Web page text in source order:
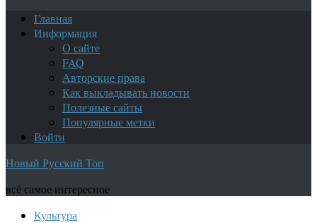
Главная
Информация
О сайте
FAQ
Авторские права
Как выкладывать новости
Полезные сайты
Популярные метки
Войти
Новый Русский Топ
всё самое интересное
Культура